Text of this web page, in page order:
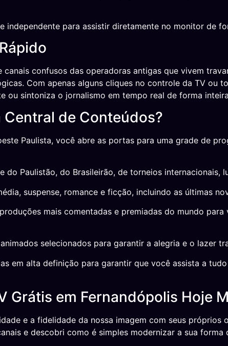
independente para assistir diretamente no monitor de
confusos das operadoras antigas que vivem
Com apenas alguns cliques no controle da TV ou
sintoniza o jornalismo em tempo real de forma
de Conteúdos?
Paulista, você abre as portas para uma grade de
do Paulistão, do Brasileirão, de torneios
suspense, romance e ficção, incluindo as últimas
mais comentadas e premiadas do mundo
selecionados para garantir a alegria e o lazer
em alta definição para garantir que você assista a
Grátis em Fernandópolis Hoje
e a fidelidade da nossa imagem com seus próprios
e descobri como é simples modernizar a sua